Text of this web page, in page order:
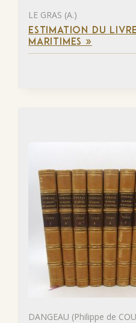
LE GRAS (A.)
ESTIMATION DU
MARITIMES »
DANGEAU (Philippe de